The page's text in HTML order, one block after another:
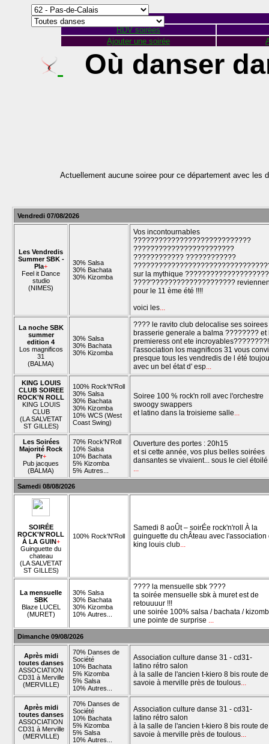
RDV soirées
Ajouter une soirée
Où danser
Actuellement aucune soiree pour ce département avec
Vendredi 07/08/2026
Les Vendredis
Summer SBK -
Pla+
Feel it Dance
studio
(NIMES)
30% Salsa
30% Bachata
30% Kizomba
Vos incontournables
????????????????????????????
????????????????????????
???????????? ????????????
sur la mythique ????????????????????
????'????????????????????
pour le 11 ème été !!!!
voici les...
La noche SBK
summer
edition 4
Los magnificos
31
(BALMA)
30% Salsa
30% Bachata
30% Kizomba
???? le ravito club delocalise ses
brasserie generale a balma ???????? et
premieress ont ete
l'association los magnificos 31 vous
presque tous les vendredis de l été
avec un bel état d' esp...
KING LOUIS
CLUB SOIREE
ROCK'N ROLL
KING LOUIS
CLUB
(LA SALVETAT
ST GILLES)
100% Rock'N'Roll
30% Salsa
30% Bachata
30% Kizomba
10% WCS (West
Coast Swing)
Soiree 100 % rock'n roll avec l'orchestre
swoogy swappers
et latino dans la troisieme salle...
Les Soirées
Majorité Rock
Pr+
Pub jacques
(BALMA)
70% Rock'N'Roll
10% Salsa
10% Bachata
5% Kizomba
5% Autres...
Ouverture des portes : 20h15
et si cette année, vos plus belles soirées
dansantes se vivaient... sous le ciel étoilé
...
Samedi 08/08/2026
SOIRÉE
ROCK'N'ROLL
À LA GUIN+
Guinguette du
chateau
(LA SALVETAT
ST GILLES)
100% Rock'N'Roll
Samedi 8 aoÛt – soirÉe rock'n'roll À la
guinguette du chÂteau avec l'association
king louis club...
La mensuelle
SBK
Blaze LUCEL
(MURET)
30% Salsa
30% Bachata
30% Kizomba
10% Autres...
???? la mensuelle sbk ????
ta soirée mensuelle sbk à muret est de
retouuuur !!!
une soirée 100% salsa / bachata /
une pointe de surprise ...
Dimanche 09/08/2026
Après midi
toutes danses
ASSOCIATION
CD31 à Merville
(MERVILLE)
70% Danses de
Société
10% Bachata
5% Kizomba
5% Salsa
10% Autres...
Association culture danse 31 - cd31-
latino rétro salon
à la salle de l'ancien t-kiero 8 bis route de
savoie à merville près de toulous...
Après midi
toutes danses
ASSOCIATION
CD31 à Merville
(MERVILLE)
70% Danses de
Société
10% Bachata
5% Kizomba
5% Salsa
10% Autres...
Association culture danse 31 - cd31-
latino rétro salon
à la salle de l'ancien t-kiero 8 bis route de
savoie à merville près de toulous...